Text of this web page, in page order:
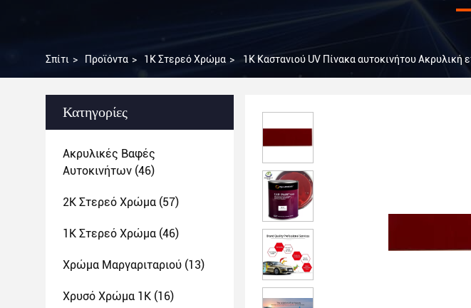
Σπίτι > Προϊόντα > 1K Στερεό Χρώμα > 1K Καστανιού UV Πίνακα αυτοκινήτου Ακρυλική
Κατηγορίες
Ακρυλικές Βαφές
Αυτοκινήτων (46)
2K Στερεό Χρώμα (57)
1K Στερεό Χρώμα (46)
Χρώμα Μαργαριταριού (13)
Χρυσό Χρώμα 1K (16)